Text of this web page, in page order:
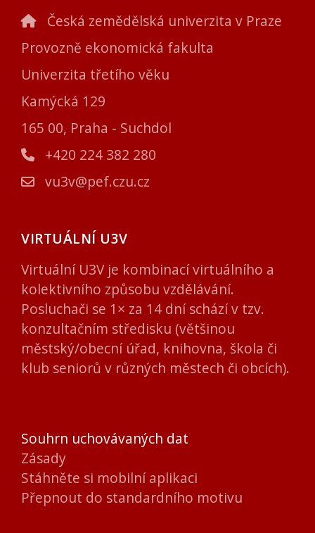
Česká zemědělská univerzita v Praze
Provozně ekonomická fakulta
Univerzita třetího věku
Kamýcká 129
165 00, Praha - Suchdol
+420 224 382 280
vu3v@pef.czu.cz
VIRTUÁLNÍ U3V
Virtuální U3V je kombinací virtuálního a
kolektivního způsobu vzdělávání.
Posluchači se 1× za 14 dní schází v tzv.
konzultačním středisku (většinou
městský/obecní úřad, knihovna, škola či
klub seniorů v různých městech či obcích).
Souhrn uchovávaných dat
Zásady
Stáhněte si mobilní aplikaci
Přepnout do standardního motivu